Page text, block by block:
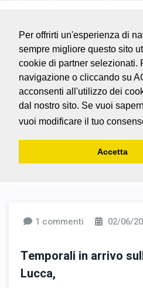
Per offrirti un'esperienza di
sempre migliore questo sito
cookie di partner selezionati.
navigazione o cliccando su
acconsenti all'utilizzo dei
dal nostro sito. Se vuoi
vuoi modificare il tuo
Accetta
1 commenti 02/06/
Temporali in arrivo
Lucca,